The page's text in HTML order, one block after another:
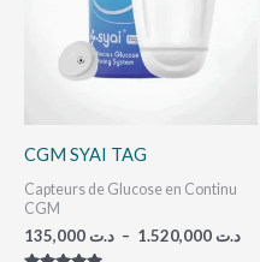
CGM SYAI TAG
Capteurs de Glucose en Continu
CGM
د.ت – د.ت